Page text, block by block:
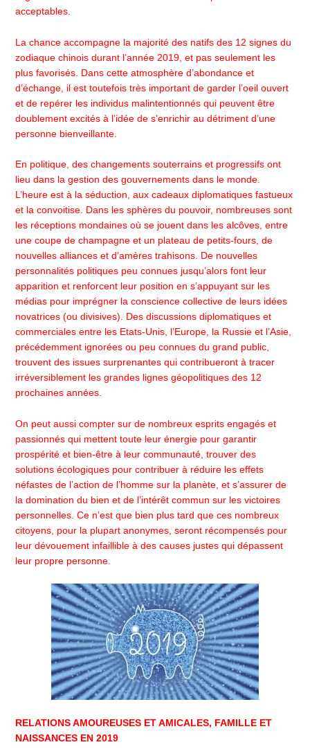
acceptables.
La chance accompagne la majorité des natifs des 12 signes du
zodiaque chinois durant l’année 2019, et pas seulement les
plus favorisés. Dans cette atmosphère d’abondance et
d’échange, il est toutefois très important de garder l’oeil ouvert
et de repérer les individus malintentionnés qui peuvent être
doublement excités à l’idée de s’enrichir au détriment d’une
personne bienveillante.
En politique, des changements souterrains et progressifs ont
lieu dans la gestion des gouvernements dans le monde.
L’heure est à la séduction, aux cadeaux diplomatiques fastueux
et la convoitise. Dans les sphères du pouvoir, nombreuses sont
les réceptions mondaines où se jouent dans les alcôves, entre
une coupe de champagne et un plateau de petits-fours, de
nouvelles alliances et d’amères trahisons. De nouvelles
personnalités politiques peu connues jusqu’alors font leur
apparition et renforcent leur position en s’appuyant sur les
médias pour imprégner la conscience collective de leurs idées
novatrices (ou divisives). Des discussions diplomatiques et
commerciales entre les Etats-Unis, l’Europe, la Russie et l’Asie,
précédemment ignorées ou peu connues du grand public,
trouvent des issues surprenantes qui contribueront à tracer
irréversiblement les grandes lignes géopolitiques des 12
prochaines années.
On peut aussi compter sur de nombreux esprits engagés et
passionnés qui mettent toute leur énergie pour garantir
prospérité et bien-être à leur communauté, trouver des
solutions écologiques pour contribuer à réduire les effets
néfastes de l’action de l’homme sur la planète, et s’assurer de
la domination du bien et de l’intérêt commun sur les victoires
personnelles. Ce n’est que bien plus tard que ces nombreux
citoyens, pour la plupart anonymes, seront récompensés pour
leur dévouement infaillible à des causes justes qui dépassent
leur propre personne.
RELATIONS AMOUREUSES ET AMICALES, FAMILLE ET
NAISSANCES EN 2019